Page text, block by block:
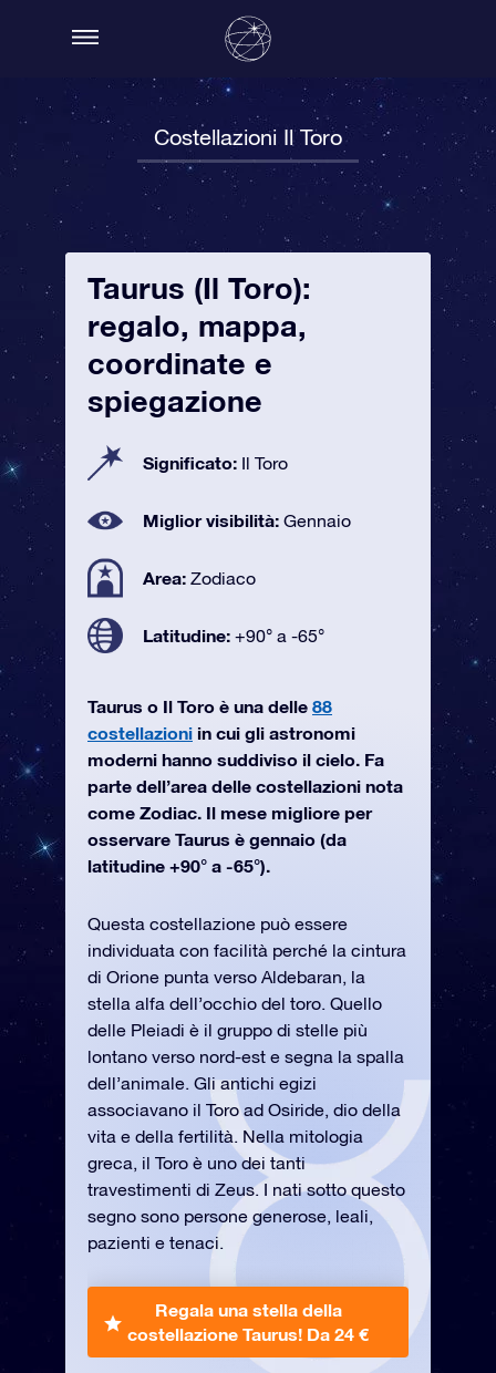
Costellazioni Il Toro
Taurus (Il Toro):
regalo, mappa,
coordinate e
spiegazione
Significato: Il Toro
Miglior visibilità: Gennaio
Area: Zodiaco
Latitudine: +90° a -65°
Taurus o Il Toro è una delle 88
costellazioni in cui gli astronomi
moderni hanno suddiviso il cielo. Fa
parte dell’area delle costellazioni nota
come Zodiac. Il mese migliore per
osservare Taurus è gennaio (da
latitudine +90° a -65°).
Questa costellazione può essere
individuata con facilità perché la cintura
di Orione punta verso Aldebaran, la
stella alfa dell’occhio del toro. Quello
delle Pleiadi è il gruppo di stelle più
lontano verso nord-est e segna la spalla
dell’animale. Gli antichi egizi
associavano il Toro ad Osiride, dio della
vita e della fertilità. Nella mitologia
greca, il Toro è uno dei tanti
travestimenti di Zeus. I nati sotto questo
segno sono persone generose, leali,
pazienti e tenaci.
Regala una stella della
costellazione Taurus! Da 24 €